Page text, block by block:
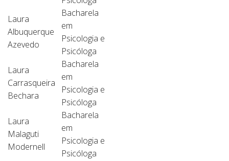
Laura
Albuquerque
Azevedo
Bacharela
em
Psicologia e
Psicóloga
Laura
Carrasqueira
Bechara
Bacharela
em
Psicologia e
Psicóloga
Laura
Malaguti
Modernell
Bacharela
em
Psicologia e
Psicóloga